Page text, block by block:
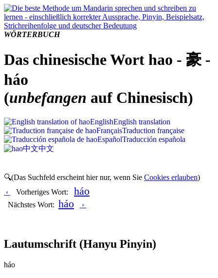
WÖRTERBUCH
Das chinesische Wort hao - 豪 -
háo
(unbefangen auf Chinesisch)
EnglishEnglish translation
FrançaisTraduction française
EspañolTraducción española
中文中文
🔍(Das Suchfeld erscheint hier nur, wenn Sie Cookies erlauben)
‹
Vorheriges Wort: háo
Nächstes Wort: háo ›
Lautumschrift (Hanyu Pinyin)
háo